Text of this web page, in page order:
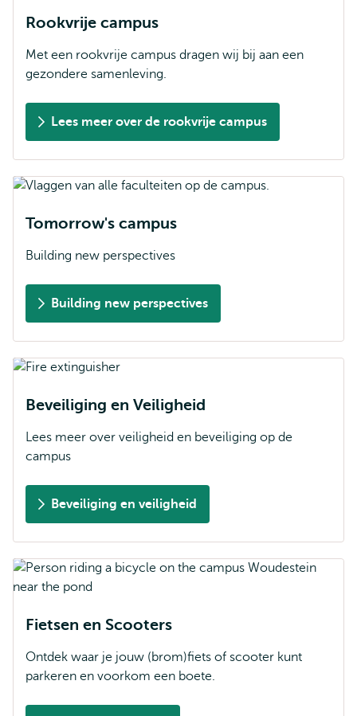
Rookvrije campus
Met een rookvrije campus dragen wij bij aan een
gezondere samenleving.
Lees meer over de rookvrije campus
Tomorrow's campus
Building new perspectives
Building new perspectives
Beveiliging en Veiligheid
Lees meer over veiligheid en beveiliging op de
campus
Beveiliging en veiligheid
Fietsen en Scooters
Ontdek waar je jouw (brom)fiets of scooter kunt
parkeren en voorkom een boete.